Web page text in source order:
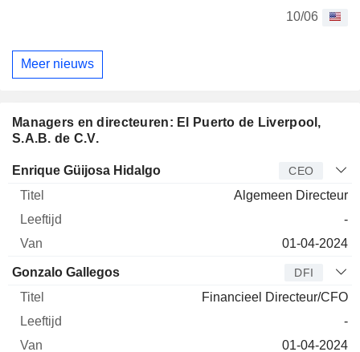
10/06
Meer nieuws
Managers en directeuren: El Puerto de Liverpool,
S.A.B. de C.V.
Bedrijfsleider Titel Leeftijd
Enrique Güijosa Hidalgo CEO
Algemeen Directeur
-
01-04-2024
Gonzalo Gallegos DFI
Financieel Directeur/CFO
-
01-04-2024